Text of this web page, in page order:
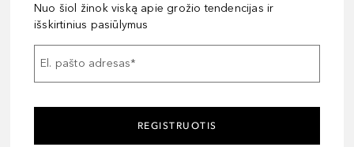
Nuo šiol žinok viską apie grožio tendencijas ir
išskirtinius pasiūlymus
El. pašto adresas*
REGISTRUOTIS